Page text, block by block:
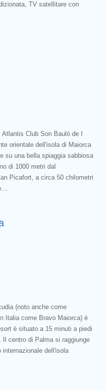
TV satellitare con
Club Son Bauló de I
orientale dell'isola di Maiorca
su una bella spiaggia sabbiosa
di 1000 metri dal
Picafort, a circa 50 chilometri
(noto anche come
Italia come Bravo Maiorca) è
è situato a 15 minuti a piedi
centro di Palma si raggiunge
internazionale dell'isola